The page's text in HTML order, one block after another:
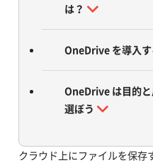
は？
OneDrive を導入
OneDrive は目的
選ぼう
クラウド上にファイルを保存